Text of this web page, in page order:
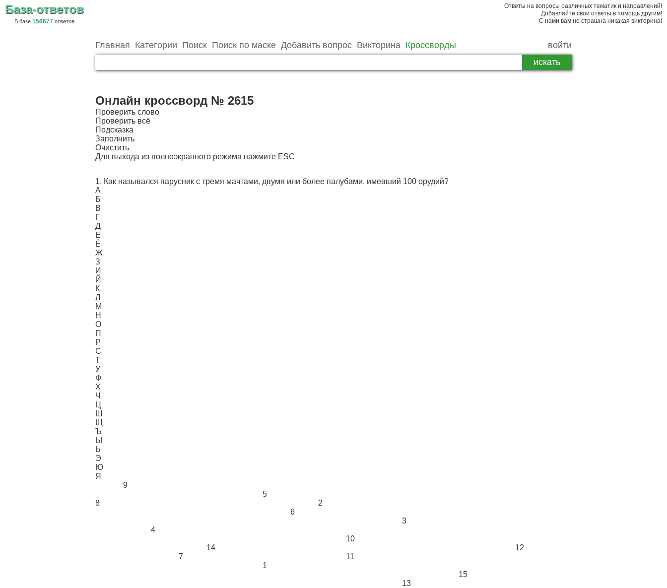
База-ответов
В базе 156677 ответов
Ответы на вопросы различных тематик и направлений!
Добавляйте свои ответы в помощь другим!
С нами вам не страшна никакая викторина!
Главная Категории Поиск Поиск по маске Добавить вопрос Викторина Кроссворды войти
Онлайн кроссворд № 2615
Проверить слово
Проверить всё
Подсказка
Заполнить
Очистить
Для выхода из полноэкранного режима нажмите ESC
1. Как назывался парусник с тремя мачтами, двумя или более палубами, имевший 100 орудий?
А
Б
В
Г
Д
Е
Ё
Ж
З
И
Й
К
Л
М
Н
О
П
Р
С
Т
У
Ф
Х
Ч
Ц
Ш
Щ
Ъ
Ы
Ь
Э
Ю
Я
9
5
8
2
6
3
4
10
14
12
7
11
1
15
13